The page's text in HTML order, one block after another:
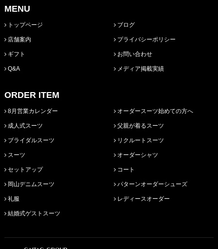
MENU
トップページ
店舗案内
ギフト
Q&A
ブログ
プライバシーポリシー
お問い合わせ
メディア掲載実績
ORDER ITEM
8月営業カレンダー
成人式スーツ
ブライダルスーツ
スーツ
セットアップ
岡山デニムスーツ
礼服
結婚式ゲストスーツ
オーダースーツ始めての方へ
父親が着るスーツ
リクルートスーツ
オーダーシャツ
コート
パターンオーダーシューズ
レディースオーダー